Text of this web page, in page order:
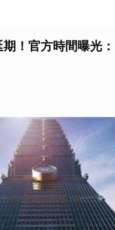
！官方時間曝光